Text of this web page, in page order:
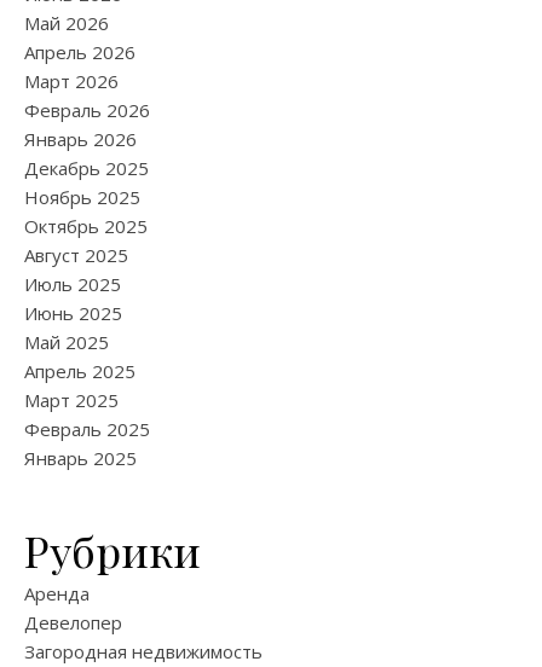
Май 2026
Апрель 2026
Март 2026
Февраль 2026
Январь 2026
Декабрь 2025
Ноябрь 2025
Октябрь 2025
Август 2025
Июль 2025
Июнь 2025
Май 2025
Апрель 2025
Март 2025
Февраль 2025
Январь 2025
Рубрики
Аренда
Девелопер
Загородная недвижимость